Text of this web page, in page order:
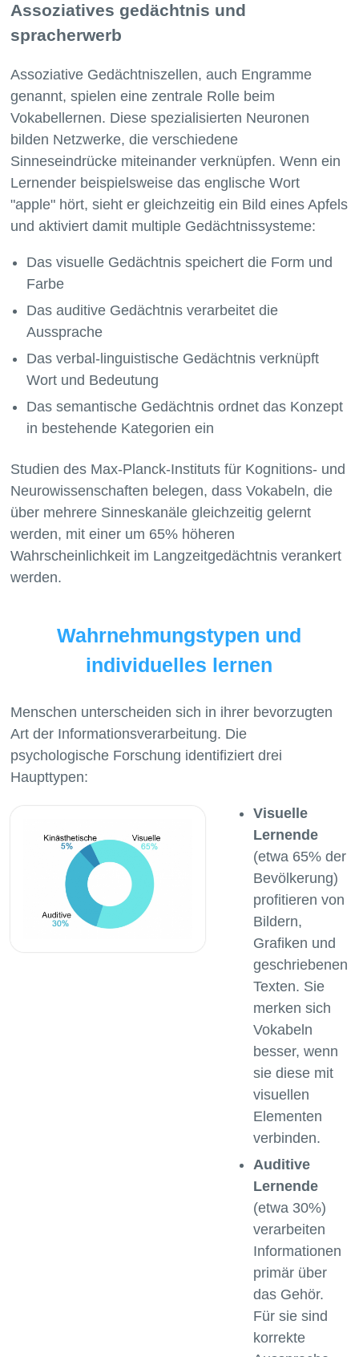
Assoziatives gedächtnis und
spracherwerb
Assoziative Gedächtniszellen, auch Engramme
genannt, spielen eine zentrale Rolle beim
Vokabellernen. Diese spezialisierten Neuronen
bilden Netzwerke, die verschiedene
Sinneseindrücke miteinander verknüpfen. Wenn ein
Lernender beispielsweise das englische Wort
"apple" hört, sieht er gleichzeitig ein Bild eines Apfels
und aktiviert damit multiple Gedächtnissysteme:
Das visuelle Gedächtnis speichert die Form und
Farbe
Das auditive Gedächtnis verarbeitet die
Aussprache
Das verbal-linguistische Gedächtnis verknüpft
Wort und Bedeutung
Das semantische Gedächtnis ordnet das Konzept
in bestehende Kategorien ein
Studien des Max-Planck-Instituts für Kognitions- und
Neurowissenschaften belegen, dass Vokabeln, die
über mehrere Sinneskanäle gleichzeitig gelernt
werden, mit einer um 65% höheren
Wahrscheinlichkeit im Langzeitgedächtnis verankert
Wahrnehmungstypen und
individuelles lernen
Menschen unterscheiden sich in ihrer bevorzugten
Art der Informationsverarbeitung. Die
psychologische Forschung identifiziert drei
Visuelle
Lernende
(etwa 65% der
Bevölkerung)
profitieren von
Bildern,
Grafiken und
geschriebenen
Texten. Sie
merken sich
Vokabeln
besser, wenn
sie diese mit
visuellen
Elementen
verbinden.
Auditive
Lernende
(etwa 30%)
verarbeiten
Informationen
primär über
das Gehör.
Für sie sind
korrekte